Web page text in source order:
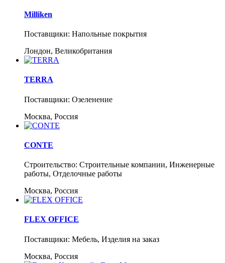
Milliken
Поставщики: Напольные покрытия
Лондон, Великобритания
TERRA
Поставщики: Озеленение
Москва, Россия
CONTE
Строительство: Строительные компании, Инженерные
работы, Отделочные работы
Москва, Россия
FLEX OFFICE
Поставщики: Мебель, Изделия на заказ
Москва, Россия